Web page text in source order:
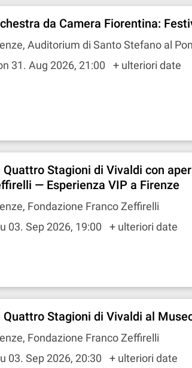
da Camera Fiorentina:
Auditorium di Santo Stefano al
31. Aug 2026, 21:00
+ ulteriori date
Quattro Stagioni di Vivaldi con
— Esperienza VIP a Firenze
Fondazione Franco Zeffirelli
03. Sep 2026, 19:00
+ ulteriori date
Quattro Stagioni di Vivaldi al
Fondazione Franco Zeffirelli
03. Sep 2026, 20:30
+ ulteriori date